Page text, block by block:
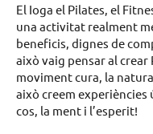
El Ioga el Pilates, el
una activitat realment
beneficis, dignes de
això vaig pensar al crear
moviment cura, la
això creem
cos, la ment i l’esperit!